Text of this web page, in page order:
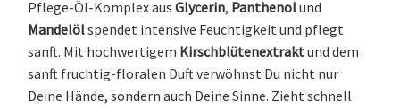
Pflege-Öl-Komplex aus Glycerin, Panthenolund
Mandelölspendet intensive Feuchtigkeit und pflegt
sanft. Mit hochwertigem Kirschblütenextraktund dem
sanft fruchtig-floralen Duft verwöhnst Du nicht nur
Deine Hände, sondern auch Deine Sinne. Zieht schnell